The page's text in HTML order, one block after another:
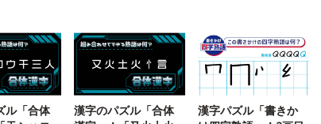
ル「合体
漢字のパズル「合体
漢字パズル「書きか